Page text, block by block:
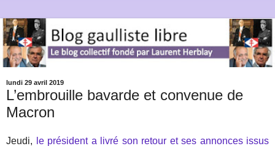
lundi 29 avril 2019
L’embrouille bavarde et convenue de
Macron
Jeudi,
le président a livré son retour et ses annonces issus